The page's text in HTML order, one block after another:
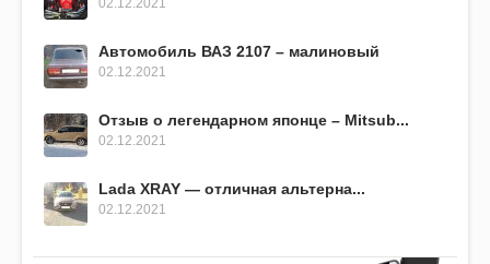
02.12.2021
Автомобиль ВАЗ 2107 – малиновый
02.12.2021
Отзыв о легендарном японце – Mitsub...
02.12.2021
Lada XRAY — отличная альтерна...
02.12.2021